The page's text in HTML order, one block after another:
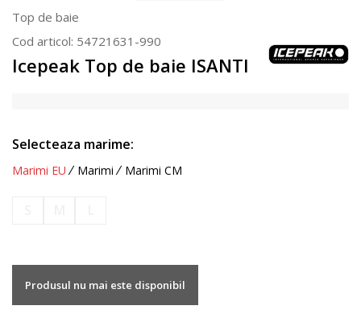
Top de baie
Cod articol: 54721631-990
Icepeak Top de baie ISANTI
Selecteaza marime:
Marimi EU Marimi Marimi CM
Produsul nu mai este disponibil